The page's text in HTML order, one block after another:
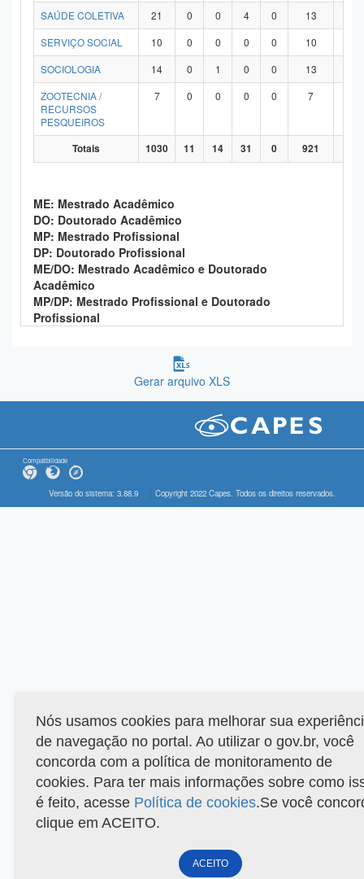
SAÚDE COLETIVA
21 0 0 4 0 13
SERVIÇO SOCIAL
10 0 0 0 0 10
SOCIOLOGIA
14 0 1 0 0 13
ZOOTECNIA /
RECURSOS
PESQUEIROS
7 0 0 0 0 7
Totais 1030 11 14 31 0 921
ME: Mestrado Acadêmico
DO: Doutorado Acadêmico
MP: Mestrado Profissional
DP: Doutorado Profissional
ME/DO: Mestrado Acadêmico e Doutorado
Acadêmico
MP/DP: Mestrado Profissional e Doutorado
Profissional
Gerar arquivo XLS
Compatibilidade
Versão do sistema: 3.88.9 Copyright 2022 Capes. Todos os direitos reservados.
Nós usamos cookies para melhorar sua
de navegação no portal. Ao utilizar o gov.br, você
concorda com a política de monitoramento de
cookies. Para ter mais informações sobre como
é feito, acesse Política de cookies.Se você
clique em ACEITO.
ACEITO